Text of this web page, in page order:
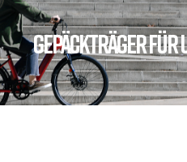
GEPÄCKTRÄGER